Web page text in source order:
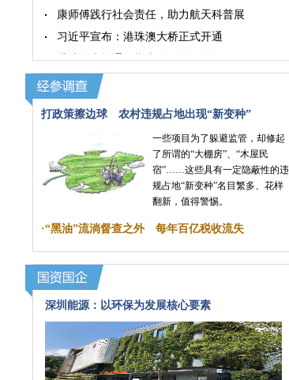
康师傅践行社会责任，助力航天科普展
习近平宣布：港珠澳大桥正式开通
港珠澳大桥通行指南“全攻略”发布
打政策擦边球 农村违规占地出现“新变种”
一些项目为了躲避监管，却修起
了所谓的“大棚房”、“木屋民
宿”……这些具有一定隐蔽性的违
规占地“新变种”名目繁多、花样
翻新，值得警惕。
·“黑油”流淌督查之外 每年百亿税收流失
深圳能源：以环保为发展核心要素